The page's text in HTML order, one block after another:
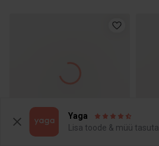
Yaga
Lisa toode & müü tasuta